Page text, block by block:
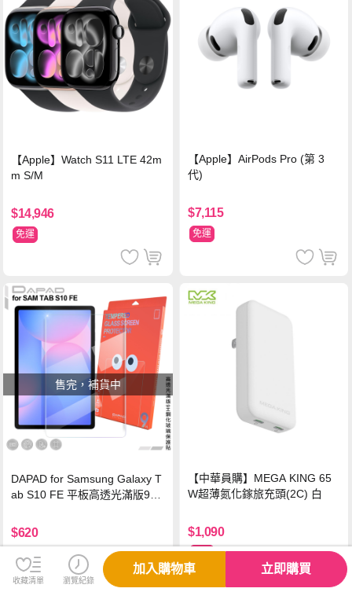
【Apple】Watch S11 LTE 42m
m S/M
$14,946
免運
【Apple】AirPods Pro (第 3
代)
$7,115
免運
售完，補貨中
DAPAD for Samsung Galaxy T
ab S10 FE 平板高透光滿版9H
$620
【中華員購】MEGA KING 65
W超薄氮化鎵旅充頭(2C) 白
$1,090
免運
收藏清單 瀏覽紀錄
加入購物車 立即購買